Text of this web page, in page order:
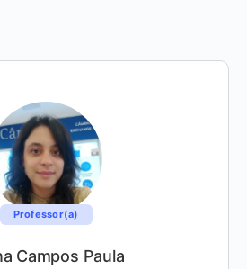
Professor(a)
Campos Paula